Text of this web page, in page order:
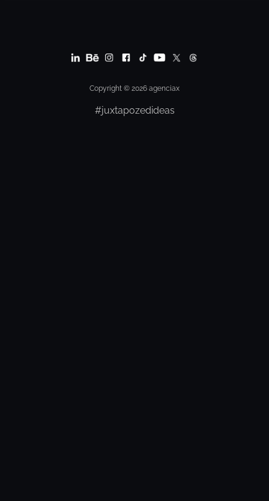
Copyright © 2026 agenciax
#juxtapozedideas